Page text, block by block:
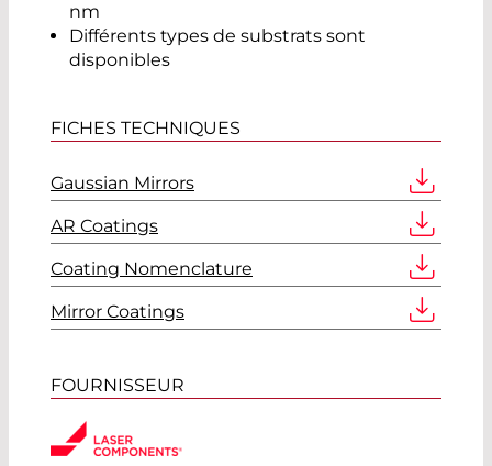
nm
Différents types de substrats sont
disponibles
FICHES TECHNIQUES
Gaussian Mirrors
AR Coatings
Coating Nomenclature
Mirror Coatings
FOURNISSEUR